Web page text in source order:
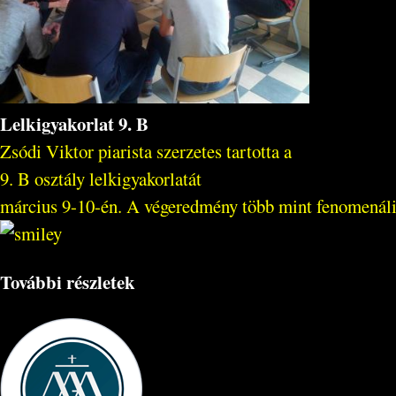
Lelkigyakorlat 9. B
Zsódi Viktor piarista szerzetes tartotta a
9. B osztály lelkigyakorlatát
március 9-10-én. A végeredmény több mint
További részletek